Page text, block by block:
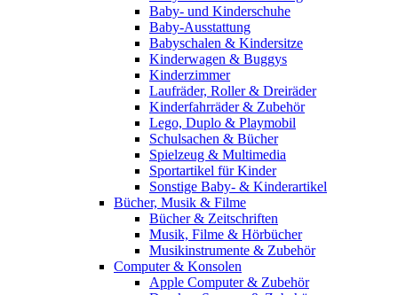
Baby- und Kinderschuhe
Baby-Ausstattung
Babyschalen & Kindersitze
Kinderwagen & Buggys
Kinderzimmer
Laufräder, Roller & Dreiräder
Kinderfahrräder & Zubehör
Lego, Duplo & Playmobil
Schulsachen & Bücher
Spielzeug & Multimedia
Sportartikel für Kinder
Sonstige Baby- & Kinderartikel
Bücher, Musik & Filme
Bücher & Zeitschriften
Musik, Filme & Hörbücher
Musikinstrumente & Zubehör
Computer & Konsolen
Apple Computer & Zubehör